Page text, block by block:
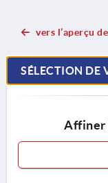
vers l’aperçu
SÉLECTION DE
Affiner